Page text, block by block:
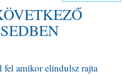
fel amikor elindulsz rajta